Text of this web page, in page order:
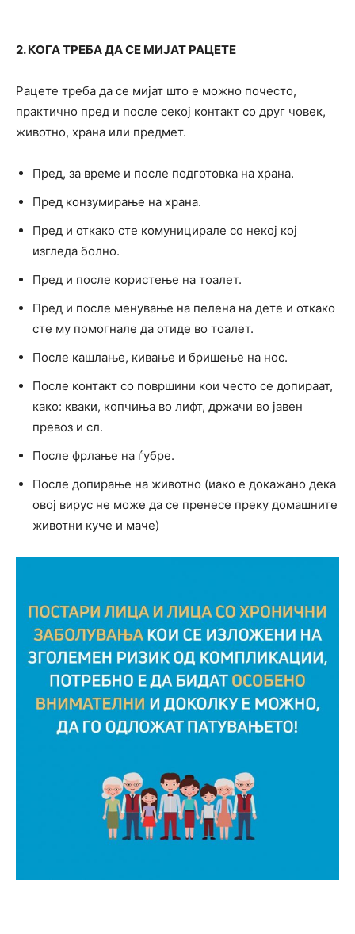
2. КОГА ТРЕБА ДА СЕ МИЈАТ РАЦЕТЕ
Рацете треба да се мијат што е можно почесто,
практично пред и после секој контакт со друг човек,
животно, храна или предмет.
Пред, за време и после подготовка на храна.
Пред конзумирање на храна.
Пред и откако сте комуницирале со некој кој
изгледа болно.
Пред и после користење на тоалет.
Пред и после менување на пелена на дете и откако
сте му помогнале да отиде во тоалет.
После кашлање, кивање и бришење на нос.
После контакт со површини кои често се допираат,
како: кваки, копчиња во лифт, држачи во јавен
превоз и сл.
После фрлање на ѓубре.
После допирање на животно (иако е докажано дека
овој вирус не може да се пренесе преку домашните
животни куче и маче)